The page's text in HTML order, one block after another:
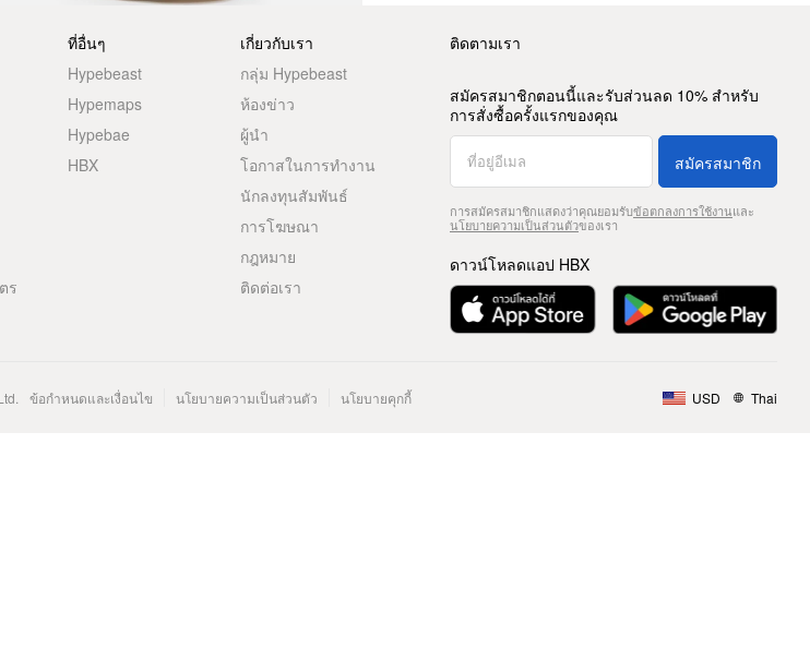
ร
ที่อื่นๆ
Hypebeast
Hypemaps
Hypebae
HBX
เกี่ยวกับเรา
กลุ่ม Hypebeast
ห้องข่าว
ผู้นำ
โอกาสในการทำงาน
นักลงทุนสัมพันธ์
การโฆษณา
กฎหมาย
ติดต่อเรา
ติดตามเรา
สมัครสมาชิกตอนนี้และรับส่วนลด 10% สำหรับ
การสั่งซื้อครั้งแรกของคุณ
สมัครสมาชิก
การสมัครสมาชิกแสดงว่าคุณยอมรับข้อตกลงการใช้งานและ
นโยบายความเป็นส่วนตัวของเรา
ดาวน์โหลดแอป HBX
ข้อกำหนดและเงื่อนไข นโยบายความเป็นส่วนตัว นโยบายคุกกี้ USD Thai